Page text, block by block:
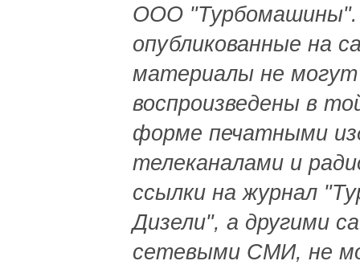
ООО "Турбомашины".
опубликованные на
материалы не
воспроизведены в
форме печатными
телеканалами и
ссылки на журнал
Дизели", а другими
сетевыми СМИ, не